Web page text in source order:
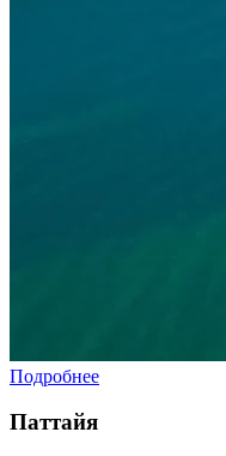
Подробнее
Паттайя